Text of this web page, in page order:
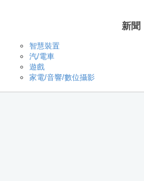
新聞
智慧裝置
汽/電車
遊戲
家電/音響/數位攝影